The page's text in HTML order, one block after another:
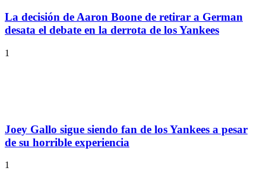
La decisión de Aaron Boone de retirar a German
desata el debate en la derrota de los Yankees
1
Joey Gallo sigue siendo fan de los Yankees a pesar
de su horrible experiencia
1